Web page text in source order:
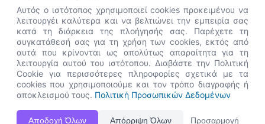
Η Ιστοσελίδα ΑνΑΔ είναι πλήρως συμβατή με τις νεότερες εκδόσεις, Google Chrome, Mozilla Firefox,
Apple Safari καθώς και Internet Explorer.
👋 Καλώς ήρθες! Είμαι η Νόησις.
Πες μου πώς μπορώ να σε βοηθήσω
σήμερα.
Αυτός ο ιστότοπος χρησιμοποιεί cookies προκειμένου να
λειτουργέι καλύτερα και να βελτιώνει την εμπειρία σας
κατά τη διάρκεια της πλοήγησής σας. Παρέχετε τη
συγκατάθεσή σας για τη χρήση των cookies, εκτός από
αυτά που κρίνονται ως απολύτως απαραίτητα για τη
λειτουργία αυτού του ιστότοπου. Διαβάστε την Πολιτική
Cookie για περισσότερες πληροφορίες σχετικά με τα
cookies που χρησιμοποιούμε και τον τρόπο διαγραφής ή
αποκλεισμού τους. Πολιτική Προσωπικών Δεδομένων
Αποδοχή Όλων Απόρριψη Όλων Προσαρμογή